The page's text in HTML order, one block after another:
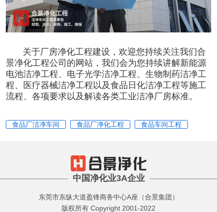
关于厂房净化工程建设，欢迎您持续关注我们合
景净化工程公司 的网站，我们会为您持续讲解新能源
电池洁净工程、 电子光学洁净工程、 生物制药洁净工
程、 医疗器械洁净工程 以及食品日化洁净工程等施工
流程、各项要求以及解读各类工业洁净厂房标准。
食品厂洁净车间 食品厂净化工程 食品车间工程
中国净化业3A企业
东莞市东纵大道盈锋商务中心A座（合景集团）
版权所有 Copyright 2001-2022